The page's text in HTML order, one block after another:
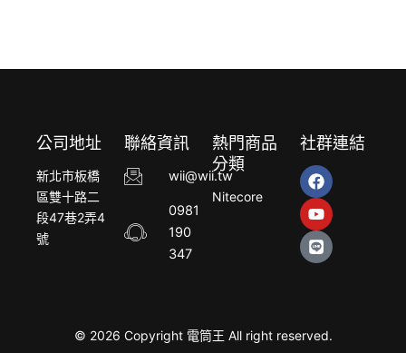
公司地址
新北市板橋
區雙十路二
段47巷2弄4
號
聯絡資訊
wii@wii.tw
0981
190
347
熱門商品
分類
Nitecore
社群連結
F
a
c
e
b
o
o
Y
o
u
t
u
b
e
L
i
n
e
© 2026 Copyright 電筒王 All right reserved.